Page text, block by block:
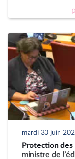
mardi 30 juin
Protection des
ministre de